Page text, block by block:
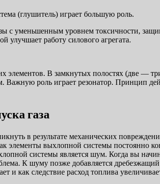
(глушитель) играет большую роль.
с уменьшенным уровнем токсичности,
улучшает работу силового агрегата.
элементов. В замкнутых полостях (две
Важную роль играет резонатор. Принцип
газа
в результате механических
элементы выхлопной системы постоянно
системы является шум. Когда вы
К шуму позже добавляется
и как следствие расход топлива